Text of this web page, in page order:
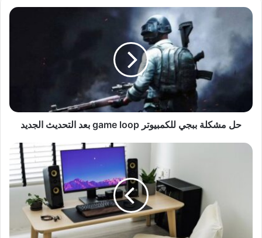
حل مشكلة ببجي للكمبيوتر game loop بعد التحديث الجديد